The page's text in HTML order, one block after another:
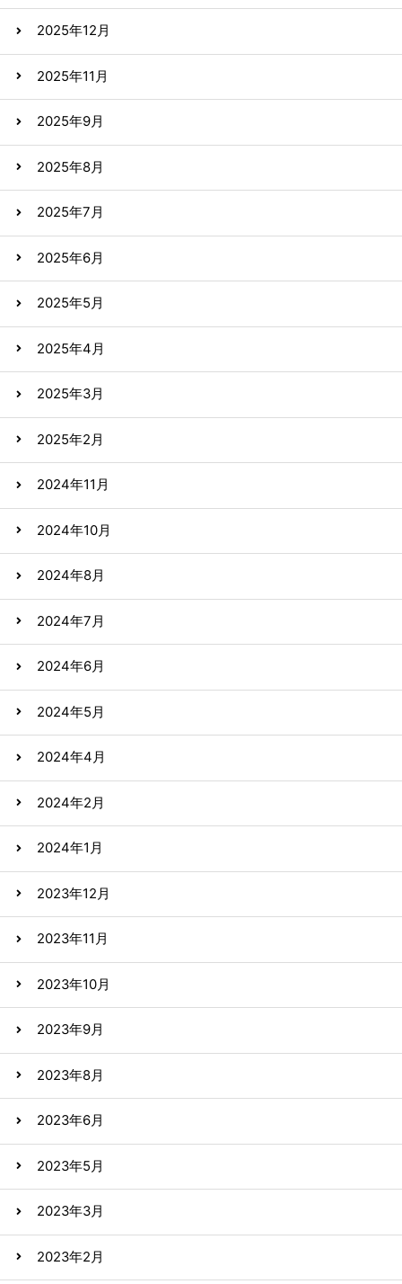
2025年12月
2025年11月
2025年9月
2025年8月
2025年7月
2025年6月
2025年5月
2025年4月
2025年3月
2025年2月
2024年11月
2024年10月
2024年8月
2024年7月
2024年6月
2024年5月
2024年4月
2024年2月
2024年1月
2023年12月
2023年11月
2023年10月
2023年9月
2023年8月
2023年6月
2023年5月
2023年3月
2023年2月